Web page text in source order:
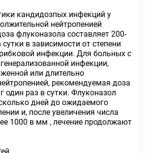
кандидозпых инфекций у
нейтропенией
флуконазола составляет 200-
в зависимости от степени
инфекции. Для больных с
инфекции,
или длительно
рекомендуемая доза
один раз в сутки. Флуконазол
дней до ожидаемого
и, после увеличения числа
1000 в мм , лечение продолжают